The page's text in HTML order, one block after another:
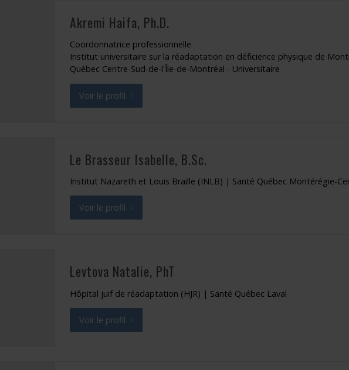
Akremi Haifa, Ph.D.
Coordonnatrice professionnelle
Institut universitaire sur la réadaptation en déficience physique de
Québec Centre-Sud-de-l'Île-de-Montréal - Universitaire
Voir le profil
de Akremi Haifa
Le Brasseur Isabelle, B.Sc.
Institut Nazareth et Louis Braille (INLB) | Santé Québec Montérégie-
Voir le profil
de Le Brasseur Isabelle
Levtova Natalie, PhT
Hôpital juif de réadaptation (HJR) | Santé Québec Laval
Voir le profil
de Levtova Natalie